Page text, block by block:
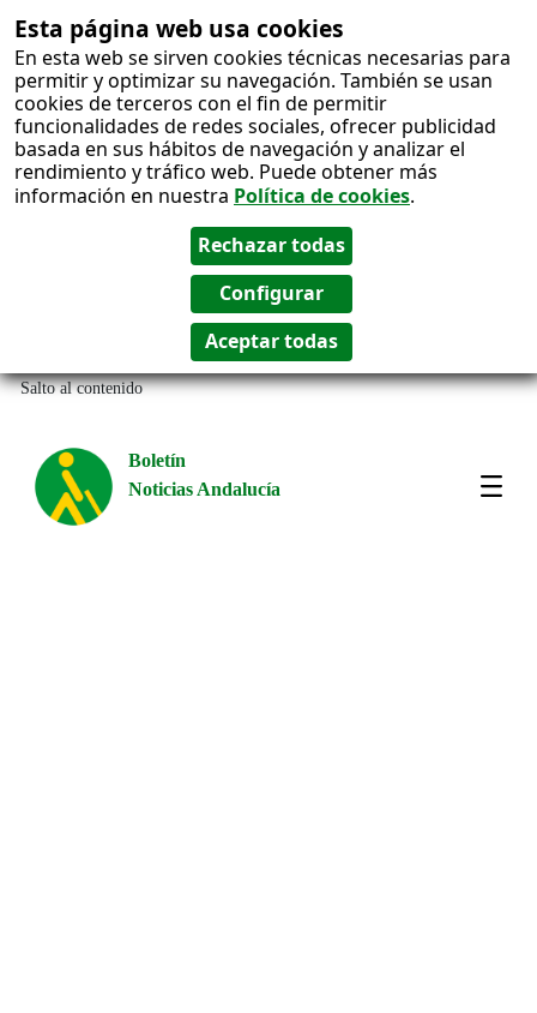
Esta página web usa cookies
En esta web se sirven cookies técnicas necesarias para
permitir y optimizar su navegación. También se usan
cookies de terceros con el fin de permitir
funcionalidades de redes sociales, ofrecer publicidad
basada en sus hábitos de navegación y analizar el
rendimiento y tráfico web. Puede obtener más
información en nuestra Política de cookies.
Salto al contenido
Boletín
Noticias Andalucía